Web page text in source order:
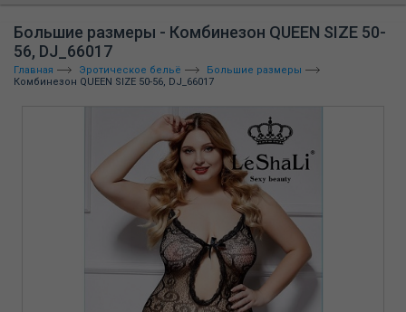
Большие размеры - Комбинезон QUEEN SIZE 50-
56, DJ_66017
Главная Эротическое бельё
Большие размеры
Комбинезон QUEEN SIZE 50-56, DJ_66017